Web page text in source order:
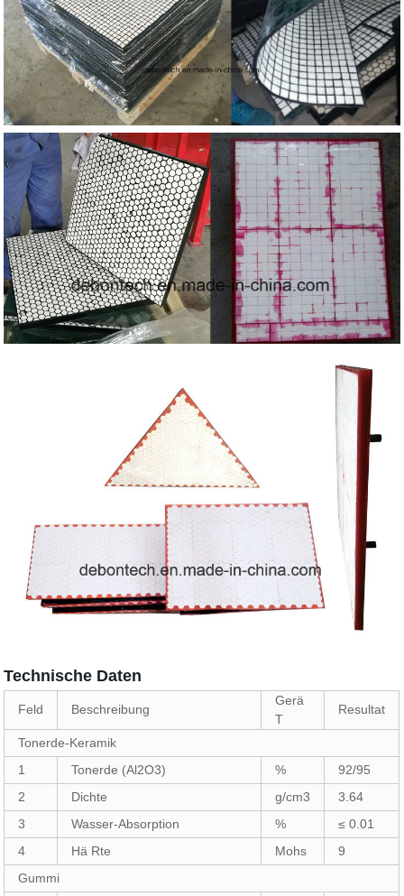
Technische Daten
Feld Beschreibung
Gerä
T
Resultat
Tonerde-Keramik
1
Tonerde (Al2O3) %
92/95
2
Dichte g/cm3
3.64
3
Wasser-Absorption %
≤ 0.01
4
Hä Rte Mohs
9
Gummi